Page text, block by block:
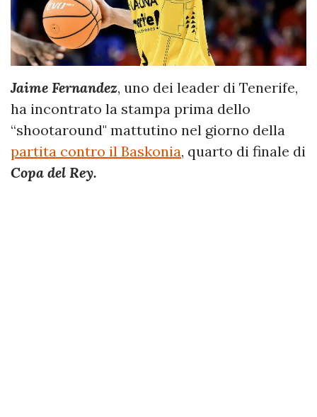
Jaime Fernandez, uno dei leader di Tenerife,
ha incontrato la stampa prima dello
“shootaround" mattutino nel giorno della
partita contro il Baskonia, quarto di finale di
Copa del Rey.